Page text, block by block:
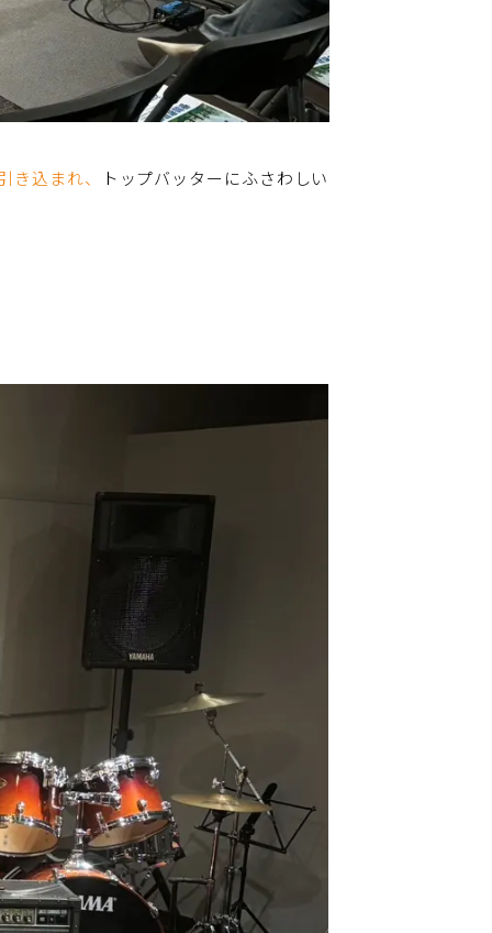
込まれ、
トップバッターにふさわしい